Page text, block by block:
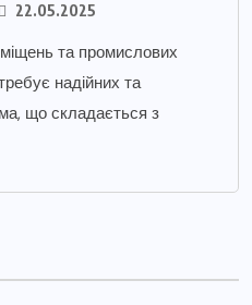
22.05.2025
та промислових
надійних та
що складається з